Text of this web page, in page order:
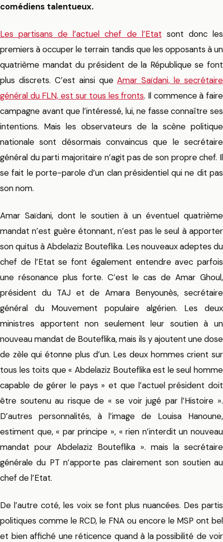
comédiens talentueux.
Les partisans de l’actuel chef de l’Etat sont donc les
premiers à occuper le terrain tandis que les opposants à un
quatrième mandat du président de la République se font
plus discrets. C’est ainsi queAmar Saïdani, le secrétaire
général du FLN, est sur tous les fronts. Il commence à faire
campagne avant que l’intéressé, lui, ne fasse connaître ses
intentions. Mais les observateurs de la scène politique
nationale sont désormais convaincus que le secrétaire
général du parti majoritaire n’agit pas de son propre chef. Il
se fait le porte-parole d’un clan présidentiel qui ne dit pas
son nom.
Amar Saïdani, dont le soutien à un éventuel quatrième
mandat n’est guère étonnant, n’est pas le seul à apporter
son quitus à Abdelaziz Bouteflika. Les nouveaux adeptes du
chef de l’Etat se font également entendre avec parfois
une résonance plus forte. C’est le cas de Amar Ghoul,
président du TAJ et de Amara Benyounès, secrétaire
général du Mouvement populaire algérien. Les deux
ministres apportent non seulement leur soutien à un
nouveau mandat de Bouteflika, mais ils y ajoutent une dose
de zèle qui étonne plus d’un. Les deux hommes crient sur
tous les toits que « Abdelaziz Bouteflika est le seul homme
capable de gérer le pays » et que l’actuel président doit
être soutenu au risque de « se voir jugé par l’Histoire ».
D’autres personnalités, à l’image de Louisa Hanoune,
estiment que, « par principe », « rien n’interdit un nouveau
mandat pour Abdelaziz Bouteflika ». mais la secrétaire
générale du PT n’apporte pas clairement son soutien au
chef de l’Etat.
De l’autre coté, les voix se font plus nuancées. Des partis
politiques comme le RCD, le FNA ou encore le MSP ont bel
et bien affiché une réticence quand à la possibilité de voir